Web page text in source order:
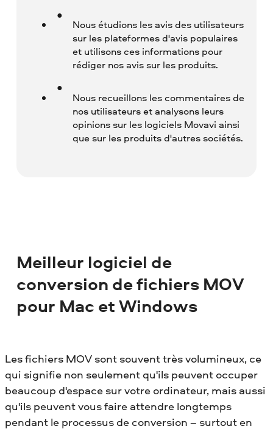
Nous étudions les avis des utilisateurs
sur les plateformes d'avis populaires
et utilisons ces informations pour
rédiger nos avis sur les produits.
Nous recueillons les commentaires de
nos utilisateurs et analysons leurs
opinions sur les logiciels Movavi ainsi
que sur les produits d'autres sociétés.
Meilleur logiciel de
conversion de fichiers MOV
pour Mac et Windows
Les fichiers MOV sont souvent très volumineux, ce
qui signifie non seulement qu'ils peuvent occuper
beaucoup d'espace sur votre ordinateur, mais aussi
qu'ils peuvent vous faire attendre longtemps
pendant le processus de conversion – surtout en